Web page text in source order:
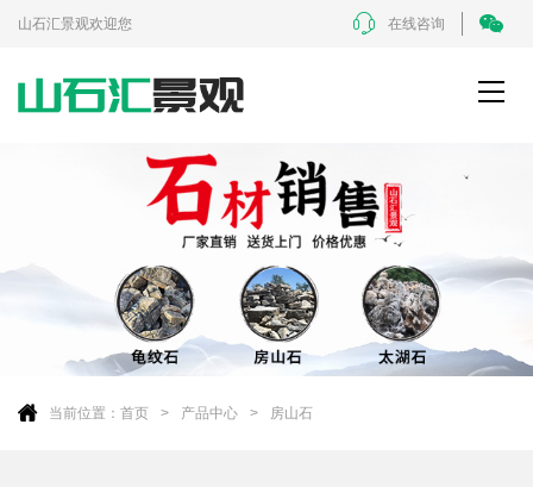
山石汇景观欢迎您 在线咨询
当前位置： 首页 产品中心 房山石